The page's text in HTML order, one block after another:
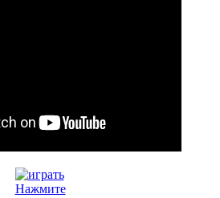
Нажмите